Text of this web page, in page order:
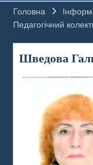
Головна
Педагогічний
Шведова